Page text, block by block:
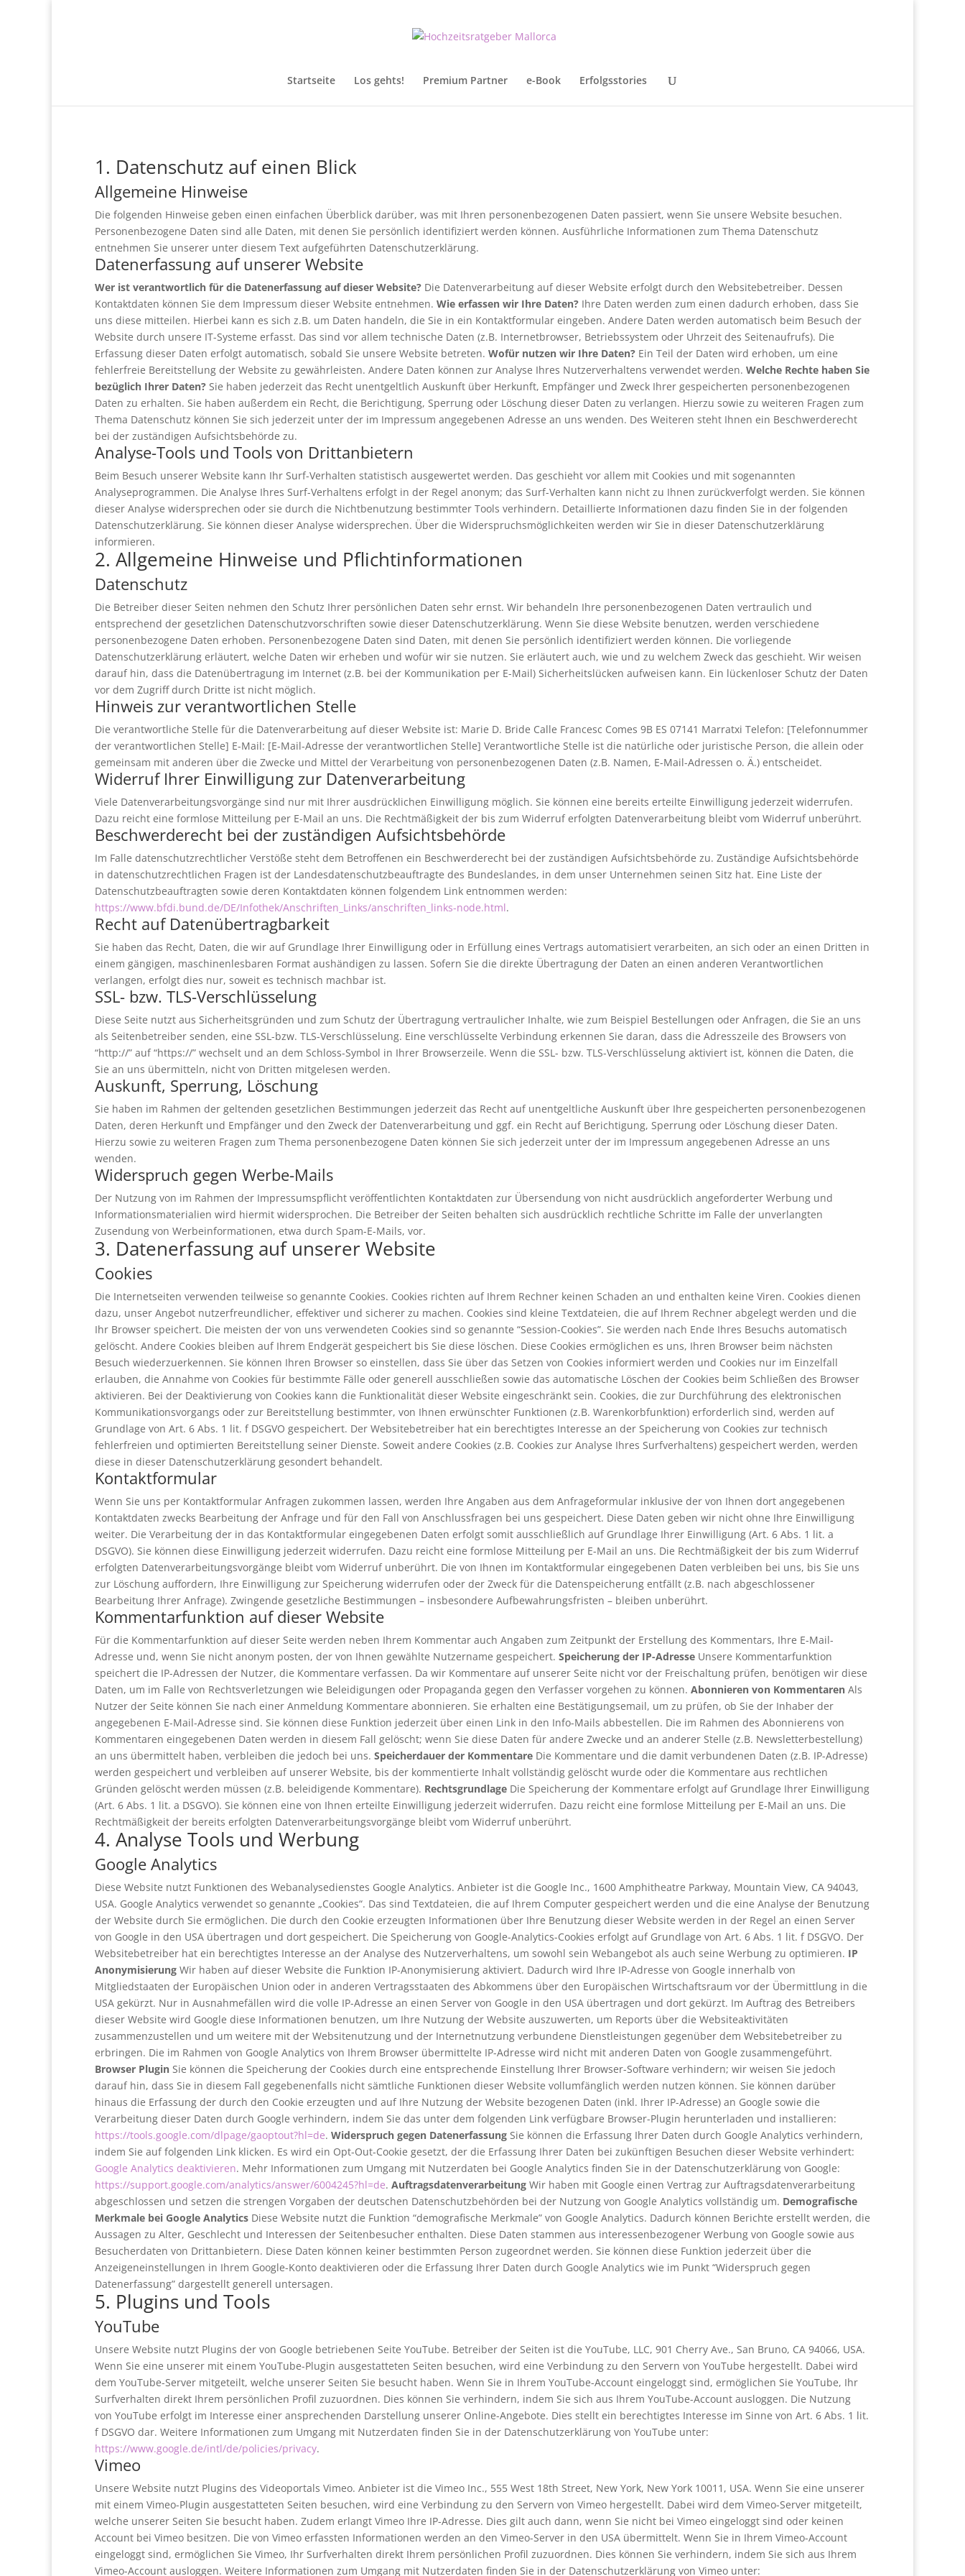
Startseite Los gehts! Premium Partner e-Book Erfolgsstories
1. Datenschutz auf einen Blick
Allgemeine Hinweise
Die folgenden Hinweise geben einen einfachen Überblick darüber, was mit Ihren personenbezogenen Daten passiert, wenn Sie unsere Website besuchen.
Personenbezogene Daten sind alle Daten, mit denen Sie persönlich identifiziert werden können. Ausführliche Informationen zum Thema Datenschutz
entnehmen Sie unserer unter diesem Text aufgeführten Datenschutzerklärung.
Datenerfassung auf unserer Website
Wer ist verantwortlich für die Datenerfassung auf dieser Website? Die Datenverarbeitung auf dieser Website erfolgt durch den Websitebetreiber. Dessen
Kontaktdaten können Sie dem Impressum dieser Website entnehmen. Wie erfassen wir Ihre Daten? Ihre Daten werden zum einen dadurch erhoben, dass Sie
uns diese mitteilen. Hierbei kann es sich z.B. um Daten handeln, die Sie in ein Kontaktformular eingeben. Andere Daten werden automatisch beim Besuch der
Website durch unsere IT-Systeme erfasst. Das sind vor allem technische Daten (z.B. Internetbrowser, Betriebssystem oder Uhrzeit des Seitenaufrufs). Die
Erfassung dieser Daten erfolgt automatisch, sobald Sie unsere Website betreten. Wofür nutzen wir Ihre Daten? Ein Teil der Daten wird erhoben, um eine
fehlerfreie Bereitstellung der Website zu gewährleisten. Andere Daten können zur Analyse Ihres Nutzerverhaltens verwendet werden. Welche Rechte haben Sie
bezüglich Ihrer Daten? Sie haben jederzeit das Recht unentgeltlich Auskunft über Herkunft, Empfänger und Zweck Ihrer gespeicherten personenbezogenen
Daten zu erhalten. Sie haben außerdem ein Recht, die Berichtigung, Sperrung oder Löschung dieser Daten zu verlangen. Hierzu sowie zu weiteren Fragen zum
Thema Datenschutz können Sie sich jederzeit unter der im Impressum angegebenen Adresse an uns wenden. Des Weiteren steht Ihnen ein Beschwerderecht
bei der zuständigen Aufsichtsbehörde zu.
Analyse-Tools und Tools von Drittanbietern
Beim Besuch unserer Website kann Ihr Surf-Verhalten statistisch ausgewertet werden. Das geschieht vor allem mit Cookies und mit sogenannten
Analyseprogrammen. Die Analyse Ihres Surf-Verhaltens erfolgt in der Regel anonym; das Surf-Verhalten kann nicht zu Ihnen zurückverfolgt werden. Sie können
dieser Analyse widersprechen oder sie durch die Nichtbenutzung bestimmter Tools verhindern. Detaillierte Informationen dazu finden Sie in der folgenden
Datenschutzerklärung. Sie können dieser Analyse widersprechen. Über die Widerspruchsmöglichkeiten werden wir Sie in dieser Datenschutzerklärung
informieren.
2. Allgemeine Hinweise und Pflichtinformationen
Datenschutz
Die Betreiber dieser Seiten nehmen den Schutz Ihrer persönlichen Daten sehr ernst. Wir behandeln Ihre personenbezogenen Daten vertraulich und
entsprechend der gesetzlichen Datenschutzvorschriften sowie dieser Datenschutzerklärung. Wenn Sie diese Website benutzen, werden verschiedene
personenbezogene Daten erhoben. Personenbezogene Daten sind Daten, mit denen Sie persönlich identifiziert werden können. Die vorliegende
Datenschutzerklärung erläutert, welche Daten wir erheben und wofür wir sie nutzen. Sie erläutert auch, wie und zu welchem Zweck das geschieht. Wir weisen
darauf hin, dass die Datenübertragung im Internet (z.B. bei der Kommunikation per E-Mail) Sicherheitslücken aufweisen kann. Ein lückenloser Schutz der Daten
vor dem Zugriff durch Dritte ist nicht möglich.
Hinweis zur verantwortlichen Stelle
Die verantwortliche Stelle für die Datenverarbeitung auf dieser Website ist: Marie D. Bride Calle Francesc Comes 9B ES 07141 Marratxi Telefon: [Telefonnummer
der verantwortlichen Stelle] E-Mail: [E-Mail-Adresse der verantwortlichen Stelle] Verantwortliche Stelle ist die natürliche oder juristische Person, die allein oder
gemeinsam mit anderen über die Zwecke und Mittel der Verarbeitung von personenbezogenen Daten (z.B. Namen, E-Mail-Adressen o. Ä.) entscheidet.
Widerruf Ihrer Einwilligung zur Datenverarbeitung
Viele Datenverarbeitungsvorgänge sind nur mit Ihrer ausdrücklichen Einwilligung möglich. Sie können eine bereits erteilte Einwilligung jederzeit widerrufen.
Dazu reicht eine formlose Mitteilung per E-Mail an uns. Die Rechtmäßigkeit der bis zum Widerruf erfolgten Datenverarbeitung bleibt vom Widerruf unberührt.
Beschwerderecht bei der zuständigen Aufsichtsbehörde
Im Falle datenschutzrechtlicher Verstöße steht dem Betroffenen ein Beschwerderecht bei der zuständigen Aufsichtsbehörde zu. Zuständige Aufsichtsbehörde
in datenschutzrechtlichen Fragen ist der Landesdatenschutzbeauftragte des Bundeslandes, in dem unser Unternehmen seinen Sitz hat. Eine Liste der
Datenschutzbeauftragten sowie deren Kontaktdaten können folgendem Link entnommen werden:
https://www.bfdi.bund.de/DE/Infothek/Anschriften_Links/anschriften_links-node.html.
Recht auf Datenübertragbarkeit
Sie haben das Recht, Daten, die wir auf Grundlage Ihrer Einwilligung oder in Erfüllung eines Vertrags automatisiert verarbeiten, an sich oder an einen Dritten in
einem gängigen, maschinenlesbaren Format aushändigen zu lassen. Sofern Sie die direkte Übertragung der Daten an einen anderen Verantwortlichen
verlangen, erfolgt dies nur, soweit es technisch machbar ist.
SSL- bzw. TLS-Verschlüsselung
Diese Seite nutzt aus Sicherheitsgründen und zum Schutz der Übertragung vertraulicher Inhalte, wie zum Beispiel Bestellungen oder Anfragen, die Sie an uns
als Seitenbetreiber senden, eine SSL-bzw. TLS-Verschlüsselung. Eine verschlüsselte Verbindung erkennen Sie daran, dass die Adresszeile des Browsers von
“http://” auf “https://” wechselt und an dem Schloss-Symbol in Ihrer Browserzeile. Wenn die SSL- bzw. TLS-Verschlüsselung aktiviert ist, können die Daten, die
Sie an uns übermitteln, nicht von Dritten mitgelesen werden.
Auskunft, Sperrung, Löschung
Sie haben im Rahmen der geltenden gesetzlichen Bestimmungen jederzeit das Recht auf unentgeltliche Auskunft über Ihre gespeicherten personenbezogenen
Daten, deren Herkunft und Empfänger und den Zweck der Datenverarbeitung und ggf. ein Recht auf Berichtigung, Sperrung oder Löschung dieser Daten.
Hierzu sowie zu weiteren Fragen zum Thema personenbezogene Daten können Sie sich jederzeit unter der im Impressum angegebenen Adresse an uns
wenden.
Widerspruch gegen Werbe-Mails
Der Nutzung von im Rahmen der Impressumspflicht veröffentlichten Kontaktdaten zur Übersendung von nicht ausdrücklich angeforderter Werbung und
Informationsmaterialien wird hiermit widersprochen. Die Betreiber der Seiten behalten sich ausdrücklich rechtliche Schritte im Falle der unverlangten
Zusendung von Werbeinformationen, etwa durch Spam-E-Mails, vor.
3. Datenerfassung auf unserer Website
Cookies
Die Internetseiten verwenden teilweise so genannte Cookies. Cookies richten auf Ihrem Rechner keinen Schaden an und enthalten keine Viren. Cookies dienen
dazu, unser Angebot nutzerfreundlicher, effektiver und sicherer zu machen. Cookies sind kleine Textdateien, die auf Ihrem Rechner abgelegt werden und die
Ihr Browser speichert. Die meisten der von uns verwendeten Cookies sind so genannte “Session-Cookies”. Sie werden nach Ende Ihres Besuchs automatisch
gelöscht. Andere Cookies bleiben auf Ihrem Endgerät gespeichert bis Sie diese löschen. Diese Cookies ermöglichen es uns, Ihren Browser beim nächsten
Besuch wiederzuerkennen. Sie können Ihren Browser so einstellen, dass Sie über das Setzen von Cookies informiert werden und Cookies nur im Einzelfall
erlauben, die Annahme von Cookies für bestimmte Fälle oder generell ausschließen sowie das automatische Löschen der Cookies beim Schließen des Browser
aktivieren. Bei der Deaktivierung von Cookies kann die Funktionalität dieser Website eingeschränkt sein. Cookies, die zur Durchführung des elektronischen
Kommunikationsvorgangs oder zur Bereitstellung bestimmter, von Ihnen erwünschter Funktionen (z.B. Warenkorbfunktion) erforderlich sind, werden auf
Grundlage von Art. 6 Abs. 1 lit. f DSGVO gespeichert. Der Websitebetreiber hat ein berechtigtes Interesse an der Speicherung von Cookies zur technisch
fehlerfreien und optimierten Bereitstellung seiner Dienste. Soweit andere Cookies (z.B. Cookies zur Analyse Ihres Surfverhaltens) gespeichert werden, werden
diese in dieser Datenschutzerklärung gesondert behandelt.
Kontaktformular
Wenn Sie uns per Kontaktformular Anfragen zukommen lassen, werden Ihre Angaben aus dem Anfrageformular inklusive der von Ihnen dort angegebenen
Kontaktdaten zwecks Bearbeitung der Anfrage und für den Fall von Anschlussfragen bei uns gespeichert. Diese Daten geben wir nicht ohne Ihre Einwilligung
weiter. Die Verarbeitung der in das Kontaktformular eingegebenen Daten erfolgt somit ausschließlich auf Grundlage Ihrer Einwilligung (Art. 6 Abs. 1 lit. a
DSGVO). Sie können diese Einwilligung jederzeit widerrufen. Dazu reicht eine formlose Mitteilung per E-Mail an uns. Die Rechtmäßigkeit der bis zum Widerruf
erfolgten Datenverarbeitungsvorgänge bleibt vom Widerruf unberührt. Die von Ihnen im Kontaktformular eingegebenen Daten verbleiben bei uns, bis Sie uns
zur Löschung auffordern, Ihre Einwilligung zur Speicherung widerrufen oder der Zweck für die Datenspeicherung entfällt (z.B. nach abgeschlossener
Bearbeitung Ihrer Anfrage). Zwingende gesetzliche Bestimmungen – insbesondere Aufbewahrungsfristen – bleiben unberührt.
Kommentarfunktion auf dieser Website
Für die Kommentarfunktion auf dieser Seite werden neben Ihrem Kommentar auch Angaben zum Zeitpunkt der Erstellung des Kommentars, Ihre E-Mail-
Adresse und, wenn Sie nicht anonym posten, der von Ihnen gewählte Nutzername gespeichert. Speicherung der IP-Adresse Unsere Kommentarfunktion
speichert die IP-Adressen der Nutzer, die Kommentare verfassen. Da wir Kommentare auf unserer Seite nicht vor der Freischaltung prüfen, benötigen wir diese
Daten, um im Falle von Rechtsverletzungen wie Beleidigungen oder Propaganda gegen den Verfasser vorgehen zu können. Abonnieren von Kommentaren Als
Nutzer der Seite können Sie nach einer Anmeldung Kommentare abonnieren. Sie erhalten eine Bestätigungsemail, um zu prüfen, ob Sie der Inhaber der
angegebenen E-Mail-Adresse sind. Sie können diese Funktion jederzeit über einen Link in den Info-Mails abbestellen. Die im Rahmen des Abonnierens von
Kommentaren eingegebenen Daten werden in diesem Fall gelöscht; wenn Sie diese Daten für andere Zwecke und an anderer Stelle (z.B. Newsletterbestellung)
an uns übermittelt haben, verbleiben die jedoch bei uns. Speicherdauer der Kommentare Die Kommentare und die damit verbundenen Daten (z.B. IP-Adresse)
werden gespeichert und verbleiben auf unserer Website, bis der kommentierte Inhalt vollständig gelöscht wurde oder die Kommentare aus rechtlichen
Gründen gelöscht werden müssen (z.B. beleidigende Kommentare). Rechtsgrundlage Die Speicherung der Kommentare erfolgt auf Grundlage Ihrer Einwilligung
(Art. 6 Abs. 1 lit. a DSGVO). Sie können eine von Ihnen erteilte Einwilligung jederzeit widerrufen. Dazu reicht eine formlose Mitteilung per E-Mail an uns. Die
Rechtmäßigkeit der bereits erfolgten Datenverarbeitungsvorgänge bleibt vom Widerruf unberührt.
4. Analyse Tools und Werbung
Google Analytics
Diese Website nutzt Funktionen des Webanalysedienstes Google Analytics. Anbieter ist die Google Inc., 1600 Amphitheatre Parkway, Mountain View, CA 94043,
USA. Google Analytics verwendet so genannte „Cookies“. Das sind Textdateien, die auf Ihrem Computer gespeichert werden und die eine Analyse der Benutzung
der Website durch Sie ermöglichen. Die durch den Cookie erzeugten Informationen über Ihre Benutzung dieser Website werden in der Regel an einen Server
von Google in den USA übertragen und dort gespeichert. Die Speicherung von Google-Analytics-Cookies erfolgt auf Grundlage von Art. 6 Abs. 1 lit. f DSGVO. Der
Websitebetreiber hat ein berechtigtes Interesse an der Analyse des Nutzerverhaltens, um sowohl sein Webangebot als auch seine Werbung zu optimieren. IP
Anonymisierung Wir haben auf dieser Website die Funktion IP-Anonymisierung aktiviert. Dadurch wird Ihre IP-Adresse von Google innerhalb von
Mitgliedstaaten der Europäischen Union oder in anderen Vertragsstaaten des Abkommens über den Europäischen Wirtschaftsraum vor der Übermittlung in die
USA gekürzt. Nur in Ausnahmefällen wird die volle IP-Adresse an einen Server von Google in den USA übertragen und dort gekürzt. Im Auftrag des Betreibers
dieser Website wird Google diese Informationen benutzen, um Ihre Nutzung der Website auszuwerten, um Reports über die Websiteaktivitäten
zusammenzustellen und um weitere mit der Websitenutzung und der Internetnutzung verbundene Dienstleistungen gegenüber dem Websitebetreiber zu
erbringen. Die im Rahmen von Google Analytics von Ihrem Browser übermittelte IP-Adresse wird nicht mit anderen Daten von Google zusammengeführt.
Browser Plugin Sie können die Speicherung der Cookies durch eine entsprechende Einstellung Ihrer Browser-Software verhindern; wir weisen Sie jedoch
darauf hin, dass Sie in diesem Fall gegebenenfalls nicht sämtliche Funktionen dieser Website vollumfänglich werden nutzen können. Sie können darüber
hinaus die Erfassung der durch den Cookie erzeugten und auf Ihre Nutzung der Website bezogenen Daten (inkl. Ihrer IP-Adresse) an Google sowie die
Verarbeitung dieser Daten durch Google verhindern, indem Sie das unter dem folgenden Link verfügbare Browser-Plugin herunterladen und installieren:
https://tools.google.com/dlpage/gaoptout?hl=de. Widerspruch gegen Datenerfassung Sie können die Erfassung Ihrer Daten durch Google Analytics verhindern,
indem Sie auf folgenden Link klicken. Es wird ein Opt-Out-Cookie gesetzt, der die Erfassung Ihrer Daten bei zukünftigen Besuchen dieser Website verhindert:
Google Analytics deaktivieren. Mehr Informationen zum Umgang mit Nutzerdaten bei Google Analytics finden Sie in der Datenschutzerklärung von Google:
https://support.google.com/analytics/answer/6004245?hl=de. Auftragsdatenverarbeitung Wir haben mit Google einen Vertrag zur Auftragsdatenverarbeitung
abgeschlossen und setzen die strengen Vorgaben der deutschen Datenschutzbehörden bei der Nutzung von Google Analytics vollständig um. Demografische
Merkmale bei Google Analytics Diese Website nutzt die Funktion “demografische Merkmale” von Google Analytics. Dadurch können Berichte erstellt werden, die
Aussagen zu Alter, Geschlecht und Interessen der Seitenbesucher enthalten. Diese Daten stammen aus interessenbezogener Werbung von Google sowie aus
Besucherdaten von Drittanbietern. Diese Daten können keiner bestimmten Person zugeordnet werden. Sie können diese Funktion jederzeit über die
Anzeigeneinstellungen in Ihrem Google-Konto deaktivieren oder die Erfassung Ihrer Daten durch Google Analytics wie im Punkt “Widerspruch gegen
Datenerfassung” dargestellt generell untersagen.
5. Plugins und Tools
YouTube
Unsere Website nutzt Plugins der von Google betriebenen Seite YouTube. Betreiber der Seiten ist die YouTube, LLC, 901 Cherry Ave., San Bruno, CA 94066, USA.
Wenn Sie eine unserer mit einem YouTube-Plugin ausgestatteten Seiten besuchen, wird eine Verbindung zu den Servern von YouTube hergestellt. Dabei wird
dem YouTube-Server mitgeteilt, welche unserer Seiten Sie besucht haben. Wenn Sie in Ihrem YouTube-Account eingeloggt sind, ermöglichen Sie YouTube, Ihr
Surfverhalten direkt Ihrem persönlichen Profil zuzuordnen. Dies können Sie verhindern, indem Sie sich aus Ihrem YouTube-Account ausloggen. Die Nutzung
von YouTube erfolgt im Interesse einer ansprechenden Darstellung unserer Online-Angebote. Dies stellt ein berechtigtes Interesse im Sinne von Art. 6 Abs. 1 lit.
f DSGVO dar. Weitere Informationen zum Umgang mit Nutzerdaten finden Sie in der Datenschutzerklärung von YouTube unter:
https://www.google.de/intl/de/policies/privacy.
Vimeo
Unsere Website nutzt Plugins des Videoportals Vimeo. Anbieter ist die Vimeo Inc., 555 West 18th Street, New York, New York 10011, USA. Wenn Sie eine unserer
mit einem Vimeo-Plugin ausgestatteten Seiten besuchen, wird eine Verbindung zu den Servern von Vimeo hergestellt. Dabei wird dem Vimeo-Server mitgeteilt,
welche unserer Seiten Sie besucht haben. Zudem erlangt Vimeo Ihre IP-Adresse. Dies gilt auch dann, wenn Sie nicht bei Vimeo eingeloggt sind oder keinen
Account bei Vimeo besitzen. Die von Vimeo erfassten Informationen werden an den Vimeo-Server in den USA übermittelt. Wenn Sie in Ihrem Vimeo-Account
eingeloggt sind, ermöglichen Sie Vimeo, Ihr Surfverhalten direkt Ihrem persönlichen Profil zuzuordnen. Dies können Sie verhindern, indem Sie sich aus Ihrem
Vimeo-Account ausloggen. Weitere Informationen zum Umgang mit Nutzerdaten finden Sie in der Datenschutzerklärung von Vimeo unter: